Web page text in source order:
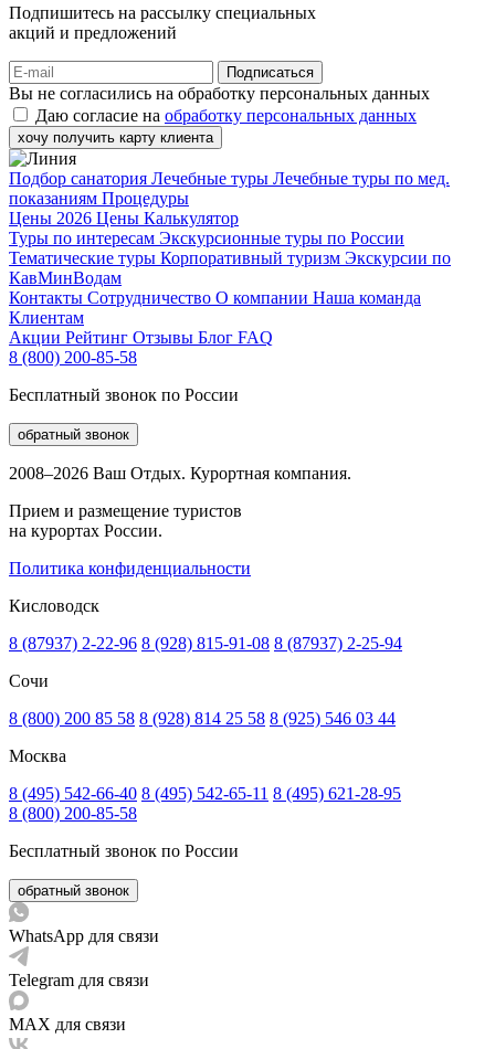
Подпишитесь на рассылку специальных
акций и предложений
Подписаться
Вы не согласились на обработку персональных данных
Даю согласие на обработку персональных данных
хочу получить карту клиента
Подбор санатория Лечебные туры Лечебные туры по мед.
показаниям Процедуры
Цены 2026 Цены Калькулятор
Туры по интересам Экскурсионные туры по России
Тематические туры Корпоративный туризм Экскурсии по
КавМинВодам
Контакты Сотрудничество О компании Наша команда
Клиентам
Акции Рейтинг Отзывы Блог FAQ
8 (800) 200-85-58
Бесплатный звонок по России
обратный звонок
2008–2026 Ваш Отдых. Курортная компания.
Прием и размещение туристов
на курортах России.
Политика конфиденциальности
Кисловодск
8 (87937) 2-22-96 8 (928) 815-91-08 8 (87937) 2-25-94
Сочи
8 (800) 200 85 58 8 (928) 814 25 58 8 (925) 546 03 44
Москва
8 (495) 542-66-40 8 (495) 542-65-11 8 (495) 621-28-95
8 (800) 200-85-58
Бесплатный звонок по России
обратный звонок
WhatsApp для связи
Telegram для связи
MAX для связи